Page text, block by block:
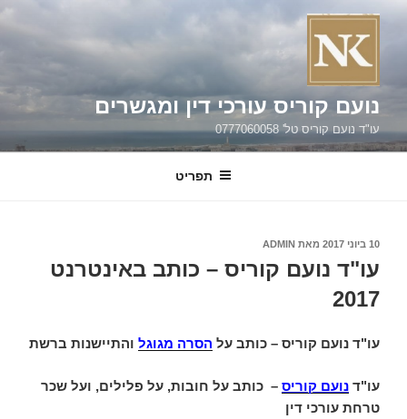
דילוג
נועם קוריס עורכי דין ומגשרים
עו"ד נועם קוריס טל' 0777060058
תפריט
פורסם
10 ביוני 2017 מאת ADMIN
עו"ד נועם קוריס – כותב באינטרנט
2017
עו"ד נועם קוריס – כותב על הסרה מגוגל והתיישנות ברשת
עו"ד נועם קוריס – כותב על חובות, על פלילים, ועל שכר
טרחת עורכי דין